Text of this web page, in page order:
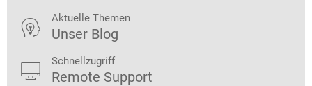
 Aktuelle Themen
Unser Blog
 Schnellzugriff
Remote Support